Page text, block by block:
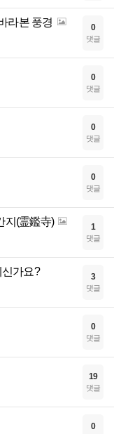
라본 풍경 0
댓글
0
댓글
0
댓글
0
댓글
지(霊鑑寺) 1
댓글
가요? 3
댓글
0
댓글
19
댓글
0